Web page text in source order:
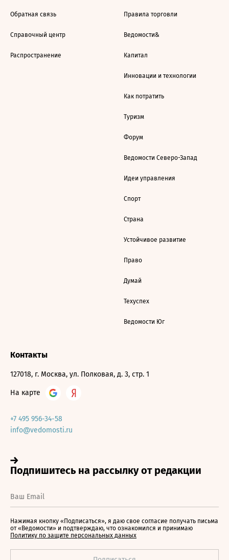
Обратная связь
Справочный центр
Распространение
Правила торговли
Ведомости&
Капитал
Инновации и технологии
Как потратить
Туризм
Форум
Ведомости Северо-Запад
Идеи управления
Спорт
Страна
Устойчивое развитие
Право
Думай
Техуспех
Ведомости Юг
Контакты
127018, г. Москва, ул. Полковая, д. 3, стр. 1
На карте
+7 495 956-34-58
info@vedomosti.ru
Нажимая кнопку «Подписаться», я даю свое согласие получать письма
от «Ведомости» и подтверждаю, что ознакомился и принимаю
Политику по защите персональных данных